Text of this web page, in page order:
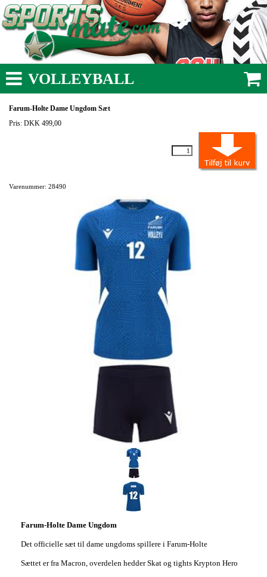
VOLLEYBALL
Farum-Holte Dame Ungdom Sæt
Pris: DKK 499,00
Varenummer: 28490
Farum-Holte Dame Ungdom
Det officielle sæt til dame ungdoms spillere i Farum-Holte
Sættet er fra Macron, overdelen hedder Skat og tights Krypton Hero